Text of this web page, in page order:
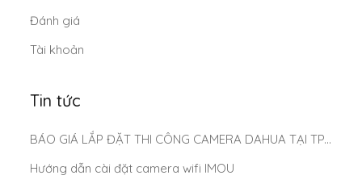
Đánh giá
Tài khoản
Tin tức
BÁO GIÁ LẮP ĐẶT THI CÔNG CAMERA DAHUA TẠI TP.HCM MỚI NHẤT 2025
Hướng dẫn cài đặt camera wifi IMOU